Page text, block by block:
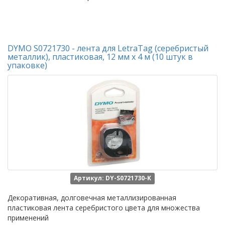
DYMO S0721730 - лента для LetraTag (серебристый
металлик), пластиковая, 12 мм х 4 м (10 штук в
упаковке)
Артикул: DY-S0721730-K
Декоративная, долговечная металлизированная
пластиковая лента серебристого цвета для множества
применений